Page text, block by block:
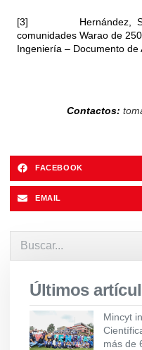
[3] Hernández, S.,
comunidades Warao de
Ingeniería – Documento de
Contactos:
FACEBOOK
EMAIL
Últimos
Mincyt
más de